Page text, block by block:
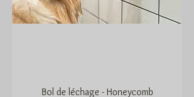
Bol de léchage - Honeycomb